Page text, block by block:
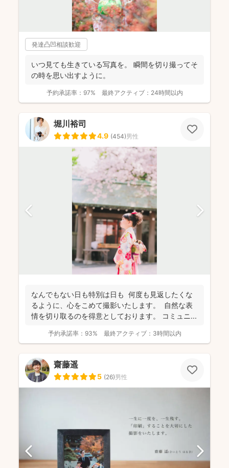
発達凸凹相談歓迎
いつ見ても生きている写真を。 瞬間を切り撮ってそ
の時を思い出すように。
予約承諾率： 97% 最終アクティブ： 24時間以内
堀川裕司
4.9 (454)男性
なんでもない日も特別は日も 何度も見返したくな
るように、心をこめて撮影いたします。 自然な表
情を切り取るのを得意としております。 コミュニ...
予約承諾率： 93% 最終アクティブ： 3時間以内
齋藤遥
5 (26)男性